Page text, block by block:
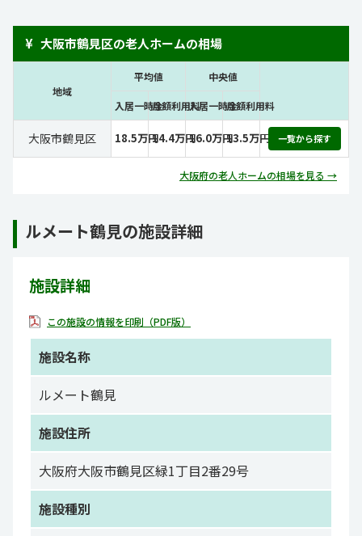
¥ 大阪市鶴見区の老人ホームの相場
地域
平均値 中央値
入居一時金月額利用料入居一時金月額利用料
大阪市鶴見区 18.5万円14.4万円16.0万円13.5万円 一覧から探す
大阪府の老人ホームの相場を見る →
ルメート鶴見の施設詳細
施設詳細
この施設の情報を印刷（PDF版）
施設名称
ルメート鶴見
施設住所
大阪府大阪市鶴見区緑1丁目2番29号
施設種別